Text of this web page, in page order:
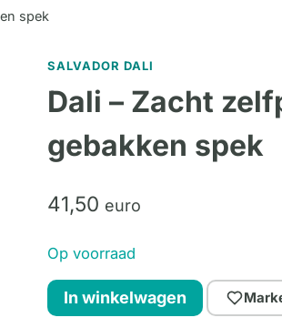
spek
SALVADOR DALI
Dali – Zacht
gebakken spek
41,50 euro
Op voorraad
Dali
-
In winkelwagen